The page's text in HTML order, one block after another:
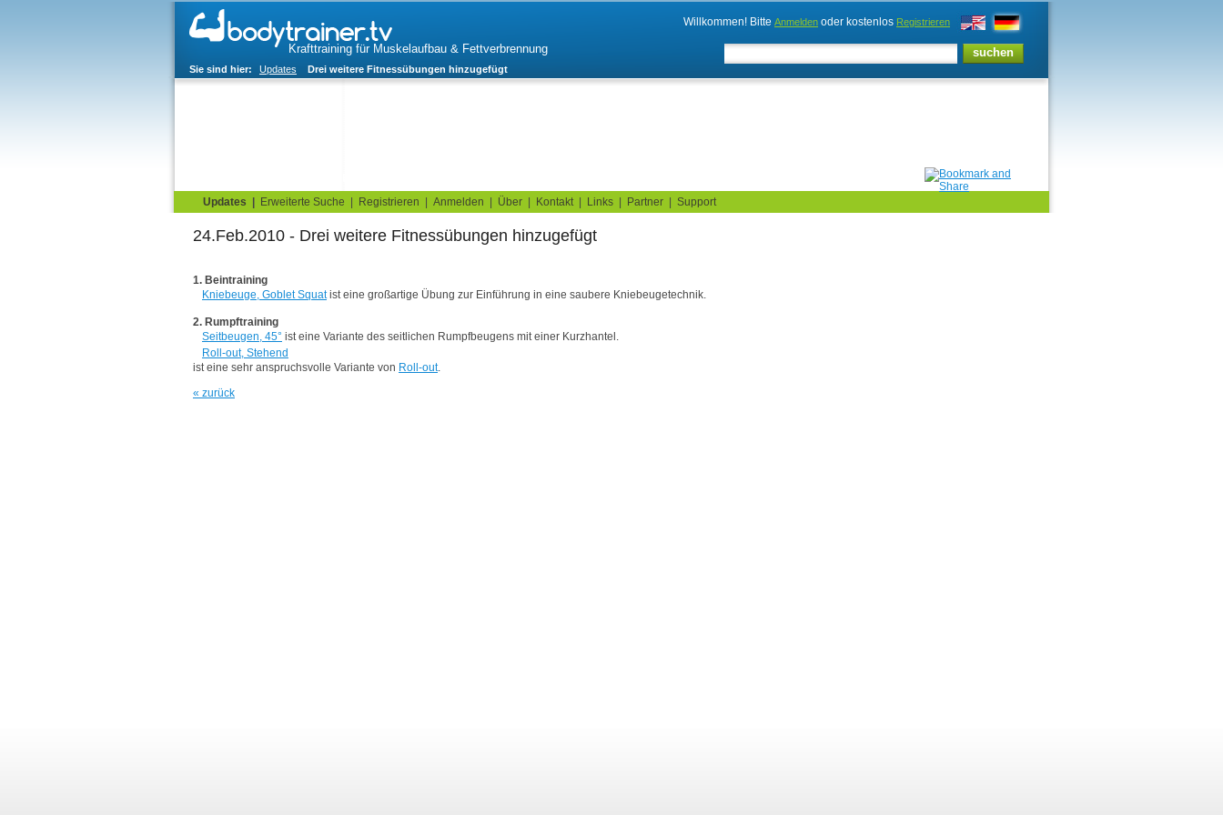
Krafttraining für Muskelaufbau & Fettverbrennung
Sie sind hier: Updates Drei weitere Fitnessübungen hinzugefügt
Willkommen! Bitte Anmelden oder kostenlos Registrieren
Updates Erweiterte Suche Registrieren Anmelden Über Kontakt| Links Partner Support
24.Feb.2010 - Drei weitere Fitnessübungen hinzugefügt
1. Beintraining
Kniebeuge, Goblet Squatist eine großartige Übung zur Einführung in eine saubere Kniebeugetechnik.
2. Rumpftraining
Seitbeugen, 45° ist eine Variante des seitlichen Rumpfbeugens mit einer Kurzhantel.
Roll-out, Stehend
ist eine sehr anspruchsvolle Variante von Roll-out.
« zurück